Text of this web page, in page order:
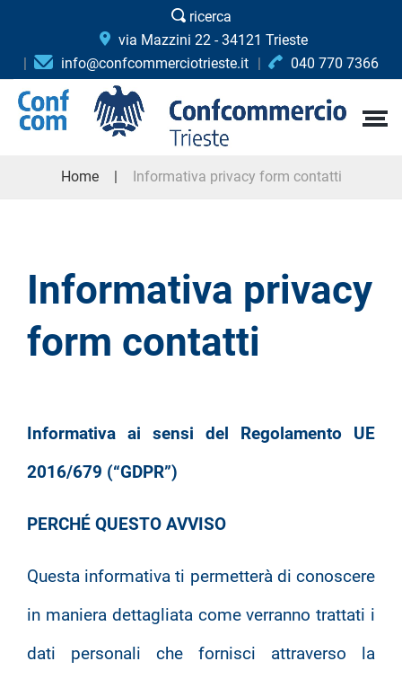
ricerca
via Mazzini 22 - 34121 Trieste
info@confcommerciotrieste.it
040 770 7366
Home Informativa privacy form contatti
Informativa privacy
form contatti
Informativa ai sensi del Regolamento UE
2016/679 (“GDPR”)
PERCHÉ QUESTO AVVISO
Questa informativa ti permetterà di conoscere
in maniera dettagliata come verranno trattati i
dati personali che fornisci attraverso la